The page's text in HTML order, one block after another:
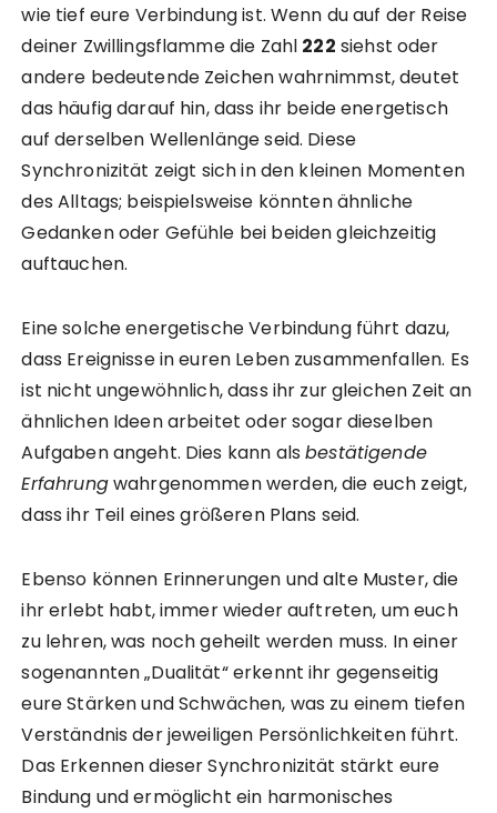
wie tief eure Verbindung ist. Wenn du auf der Reise
deiner Zwillingsflamme die Zahl 222 siehst oder
andere bedeutende Zeichen wahrnimmst, deutet
das häufig darauf hin, dass ihr beide energetisch
auf derselben Wellenlänge seid. Diese
Synchronizität zeigt sich in den kleinen Momenten
des Alltags; beispielsweise könnten ähnliche
Gedanken oder Gefühle bei beiden gleichzeitig
auftauchen.
Eine solche energetische Verbindung führt dazu,
dass Ereignisse in euren Leben zusammenfallen. Es
ist nicht ungewöhnlich, dass ihr zur gleichen Zeit an
ähnlichen Ideen arbeitet oder sogar dieselben
Aufgaben angeht. Dies kann alsbestätigende
Erfahrungwahrgenommen werden, die euch zeigt,
dass ihr Teil eines größeren Plans seid.
Ebenso können Erinnerungen und alte Muster, die
ihr erlebt habt, immer wieder auftreten, um euch
zu lehren, was noch geheilt werden muss. In einer
sogenannten „Dualität“ erkennt ihr gegenseitig
eure Stärken und Schwächen, was zu einem tiefen
Verständnis der jeweiligen Persönlichkeiten führt.
Das Erkennen dieser Synchronizität stärkt eure
Bindung und ermöglicht ein harmonisches